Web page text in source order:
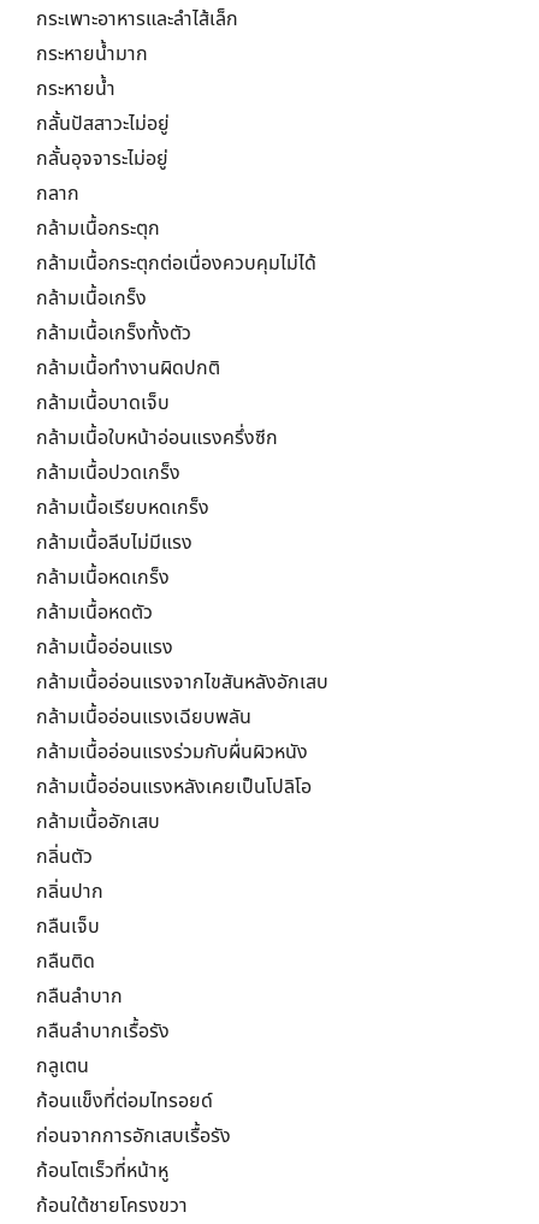
กระเพาะอาหารและลำไส้เล็ก
กระหายน้ำมาก
กระหายน้ำ
กลั้นปัสสาวะไม่อยู่
กลั้นอุจจาระไม่อยู่
กลาก
กล้ามเนื้อกระตุก
กล้ามเนื้อกระตุกต่อเนื่องควบคุมไม่ได้
กล้ามเนื้อเกร็ง
กล้ามเนื้อเกร็งทั้งตัว
กล้ามเนื้อทำงานผิดปกติ
กล้ามเนื้อบาดเจ็บ
กล้ามเนื้อใบหน้าอ่อนแรงครึ่งซีก
กล้ามเนื้อปวดเกร็ง
กล้ามเนื้อเรียบหดเกร็ง
กล้ามเนื้อลีบไม่มีแรง
กล้ามเนื้อหดเกร็ง
กล้ามเนื้อหดตัว
กล้ามเนื้ออ่อนแรง
กล้ามเนื้ออ่อนแรงจากไขสันหลังอักเสบ
กล้ามเนื้ออ่อนแรงเฉียบพลัน
กล้ามเนื้ออ่อนแรงร่วมกับผื่นผิวหนัง
กล้ามเนื้ออ่อนแรงหลังเคยเป็นโปลิโอ
กล้ามเนื้ออักเสบ
กลิ่นตัว
กลิ่นปาก
กลืนเจ็บ
กลืนติด
กลืนลำบาก
กลืนลำบากเรื้อรัง
กลูเตน
ก้อนแข็งที่ต่อมไทรอยด์
ก่อนจากการอักเสบเรื้อรัง
ก้อนโตเร็วที่หน้าหู
ก้อนใต้ชายโครงขวา